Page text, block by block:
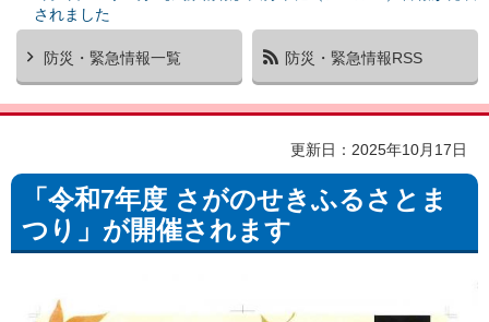
されました
防災・緊急情報一覧 防災・緊急情報RSS
更新日：2025年10月17日
「令和7年度 さがのせきふるさとま
つり」が開催されます